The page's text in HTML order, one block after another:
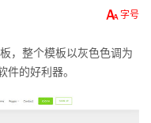
，整个模板以灰色色调为
件的好利器。